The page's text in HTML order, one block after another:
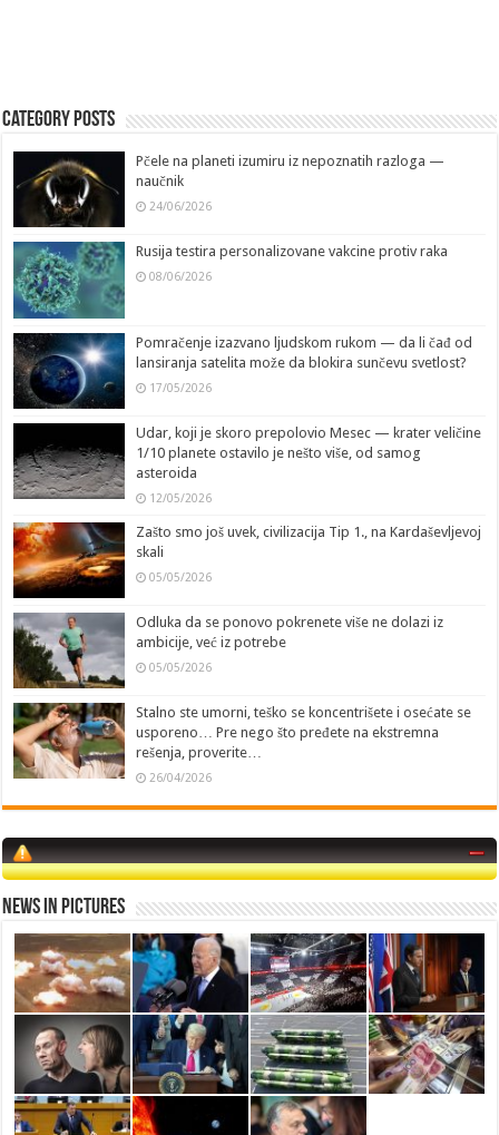
Category Posts
Pčele na planeti izumiru iz nepoznatih razloga —
naučnik
24/06/2026
Rusija testira personalizovane vakcine protiv raka
08/06/2026
Pomračenje izazvano ljudskom rukom — da li čađ od
lansiranja satelita može da blokira sunčevu svetlost?
17/05/2026
Udar, koji je skoro prepolovio Mesec — krater veličine
1/10 planete ostavilo je nešto više, od samog
asteroida
12/05/2026
Zašto smo još uvek, civilizacija Tip 1., na Kardaševljevoj
skali
05/05/2026
Odluka da se ponovo pokrenete više ne dolazi iz
ambicije, već iz potrebe
05/05/2026
Stalno ste umorni, teško se koncentrišete i osećate se
usporeno… Pre nego što pređete na ekstremna
rešenja, proverite…
26/04/2026
News in Pictures